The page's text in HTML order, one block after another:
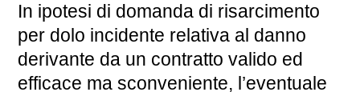
In ipotesi di domanda di risarcimento
per dolo incidente relativa al danno
derivante da un contratto valido ed
efficace ma sconveniente, l’eventuale